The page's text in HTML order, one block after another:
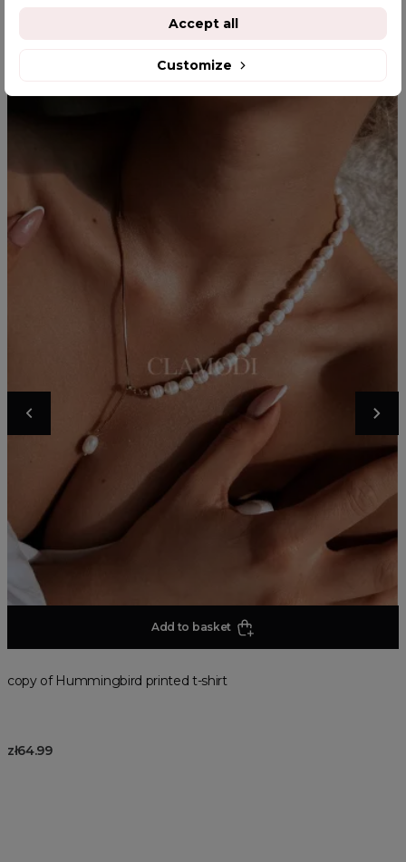
YOU MIGHT ALSO LIKE
Add to basket
copy of Hummingbird printed t-shirt
zł64.99
Customize
Accept all